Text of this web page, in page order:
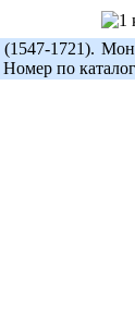
(1547-1721).
Номер по